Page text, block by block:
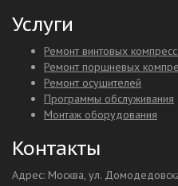
Услуги
Ремонт винтовых
Ремонт поршневых
Ремонт осушителей
Программы обслуживания
Монтаж оборудования
Контакты
Адрес: Москва, ул.